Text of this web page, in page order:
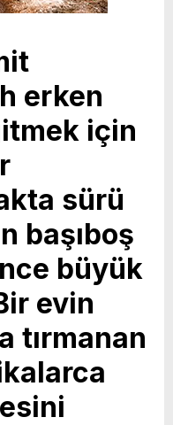
erken
için
sürü
başıboş
büyük
evin
tırmanan